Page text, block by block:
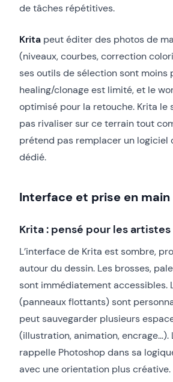
de tâches répétitives.
Krita peut éditer des photos de
(niveaux, courbes, correction
ses outils de sélection sont moins
healing/clonage est limité, et le
optimisé pour la retouche. Krita le
pas rivaliser sur ce terrain tout
prétend pas remplacer un logiciel
dédié.
Interface et prise en main
Krita : pensé pour les artistes
L’interface de Krita est sombre,
autour du dessin. Les brosses,
sont immédiatement accessibles.
(panneaux flottants) sont
peut sauvegarder plusieurs
(illustration, animation, encrage…).
rappelle Photoshop dans sa
avec une orientation plus créative.